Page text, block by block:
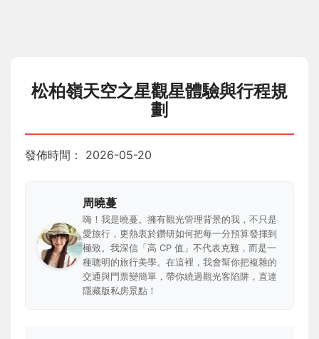
松柏嶺天空之星觀星體驗與行程規
劃
發佈時間： 2026-05-20
周曉蔓
嗨！我是曉蔓。擁有觀光管理背景的我，不只是
愛旅行，更熱衷於鑽研如何把每一分預算發揮到
極致。我深信「高 CP 值」不代表克難，而是一
種聰明的旅行美學。在這裡，我會幫你把複雜的
交通與門票變簡單，帶你繞過觀光客陷阱，直達
隱藏版私房景點！